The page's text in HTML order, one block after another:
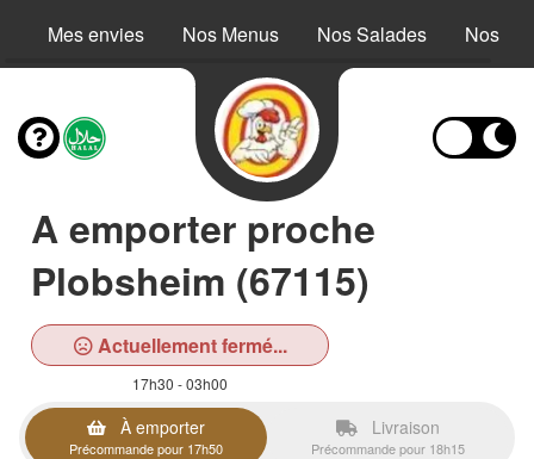
Mes envies Nos Menus Nos Salades Nos
A emporter proche
Plobsheim (67115)
Actuellement fermé...
17h30 - 03h00
À emporter
Précommande pour 17h50
Livraison
Précommande pour 18h15